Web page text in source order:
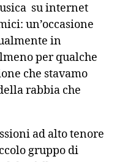
su internet
un’occasione
in
per qualche
che stavamo
rabbia che
ad alto tenore
gruppo di